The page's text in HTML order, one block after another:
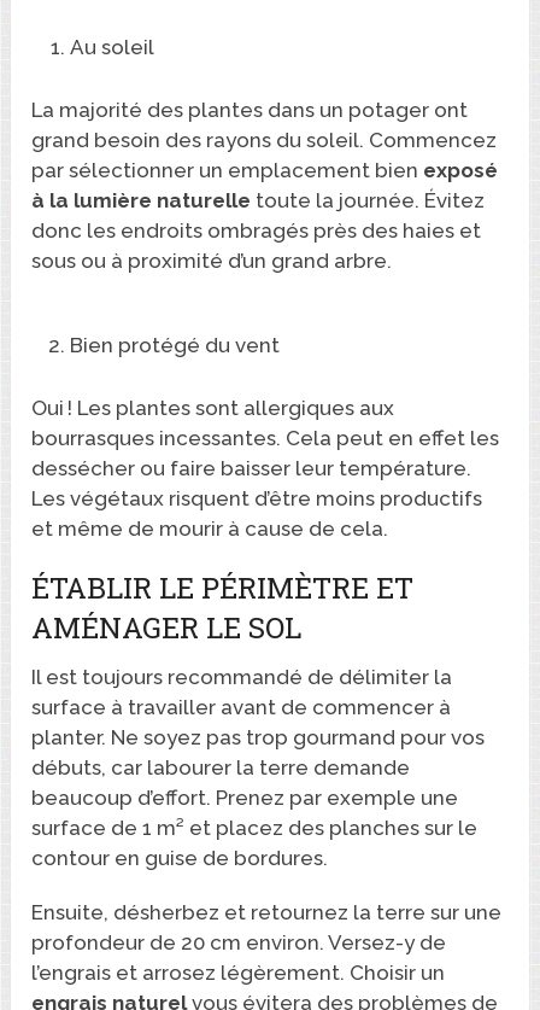
Au soleil
La majorité des plantes dans un potager ont
grand besoin des rayons du soleil. Commencez
par sélectionner un emplacement bien exposé
à la lumière naturelle toute la journée. Évitez
donc les endroits ombragés près des haies et
sous ou à proximité d’un grand arbre.
Bien protégé du vent
Oui ! Les plantes sont allergiques aux
bourrasques incessantes. Cela peut en effet les
dessécher ou faire baisser leur température.
Les végétaux risquent d’être moins productifs
et même de mourir à cause de cela.
ÉTABLIR LE PÉRIMÈTRE ET
AMÉNAGER LE SOL
Il est toujours recommandé de délimiter la
surface à travailler avant de commencer à
planter. Ne soyez pas trop gourmand pour vos
débuts, car labourer la terre demande
beaucoup d’effort. Prenez par exemple une
surface de 1 m² et placez des planches sur le
contour en guise de bordures.
Ensuite, désherbez et retournez la terre sur une
profondeur de 20 cm environ. Versez-y de
l’engrais et arrosez légèrement. Choisir un
engrais naturelvous évitera des problèmes de